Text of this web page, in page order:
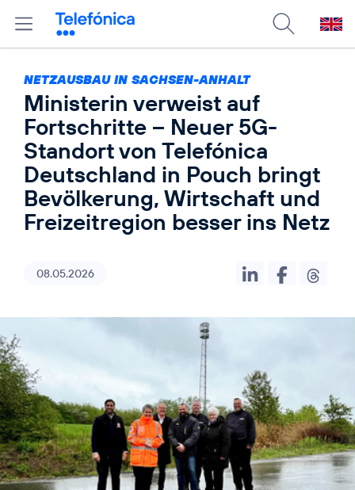
NETZAUSBAU IN SACHSEN-ANHALT
Ministerin verweist auf
Fortschritte – Neuer 5G-
Standort von Telefónica
Deutschland in Pouch bringt
Bevölkerung, Wirtschaft und
Freizeitregion besser ins Netz
08.05.2026